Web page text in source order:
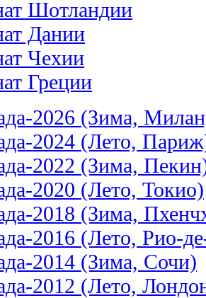
Шотландии
Дании
Чехии
Греции
2026 (Зима,
2024 (Лето,
2022 (Зима,
2020 (Лето, Токио)
2018 (Зима,
2016 (Лето, Рио-
2014 (Зима, Сочи)
2012 (Лето,